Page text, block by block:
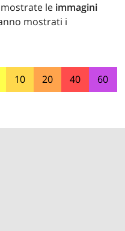
le immagini
mostrati i
10 20 40 60